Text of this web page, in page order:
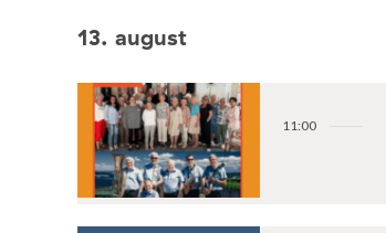
13. august
11:00